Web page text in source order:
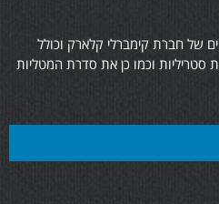
של חברת קימברלי קלארק וכולל
סטריליות וכמו כן את סדרת המטליות